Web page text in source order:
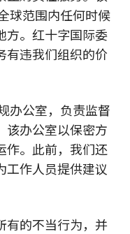
球范围内任何时候
方。红十字国际委
有违我们组织的价
办公室，负责监督
该办公室以保密方
作。此前，我们还
工作人员提供建议
有的不当行为，并